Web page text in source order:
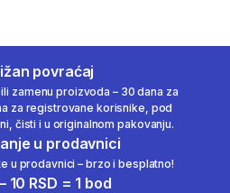
povraćaj
zamenu proizvoda – 30 dana za
za registrovane korisnike, pod
čisti i u originalnom pakovanju.
u prodavnici
u prodavnici – brzo i besplatno!
RSD = 1 bod